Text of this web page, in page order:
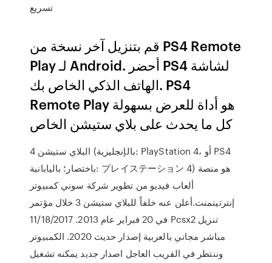
تسريع
قم بتنزيل آخر نسخة من PS4 Remote
Play لـ Android. أحضر PS4 لشاشة
الهاتف الذكي الخاص بك. PS4
Remote Play هو أداة للعرض بسهولة
كل ما يحدث على بلاي ستيشن الخاص
البلاي‌ ستيشن 4 (بالإنجليزية: PlayStation 4، أو PS4
باختصار؛ باليابانية: プレイステーション 4) هو منصة
ألعاب فيديو من تطوير شركة سوني كمبيوتر
إنترتينمنت.أعلن عنه خلفاً للبلاي ستيشن 3 خلال مؤتمر
في 20 فبراير عام 2013. 11/18/2017 Pcsx2 تنزيل
مباشر مجاني بالعربية إصدار حديث 2020. الكمبيوتر
وننتظر في القريب العاجل اصدار جديد يمكنه تشغيل